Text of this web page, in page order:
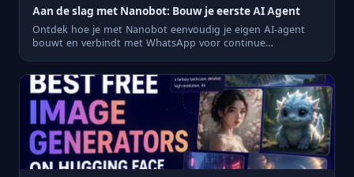
Aan de slag met Nanobot: Bouw je eerste AI Agent
Ontdek hoe je met Nanobot eenvoudig je eigen AI-agent
bouwt en verbindt met WhatsApp voor continue